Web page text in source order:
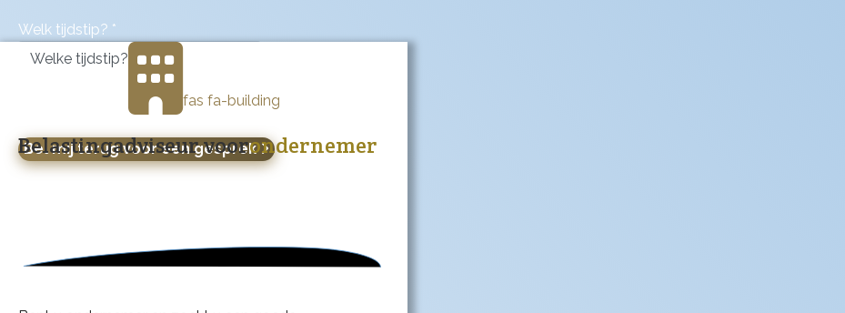
Welk tijdstip? *
S.v.p. de ontbrekende velden
Bel mij terug voor een gesprek
fas fa-building
Belastingadviseur voorondernemer